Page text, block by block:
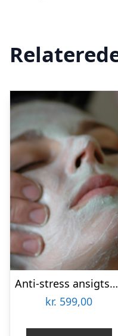
Anti-stress ansigtsbehandling hos Wellness Aarhus
kr. 599,00